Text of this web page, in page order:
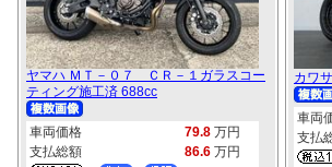
ヤマハ ＭＴ－０７ ＣＲ－１ガラスコー
ティング施工済 688cc
車両価格 79.8 万円
支払総額
86.6 万円
カワ
車両
支払